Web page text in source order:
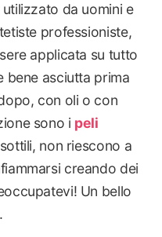
da uomini e
professioniste,
applicata su tutto
bene asciutta prima
con oli o con
sono i peli
non riescono a
creando dei
Un bello